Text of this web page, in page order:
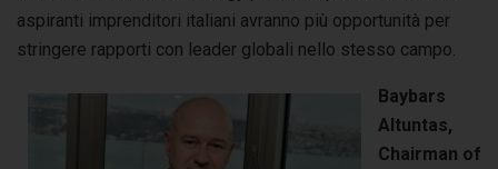
aspiranti imprenditori italiani avranno più opportunità per
stringere rapporti con leader globali nello stesso campo.
Baybars
Altuntas,
Chairman of